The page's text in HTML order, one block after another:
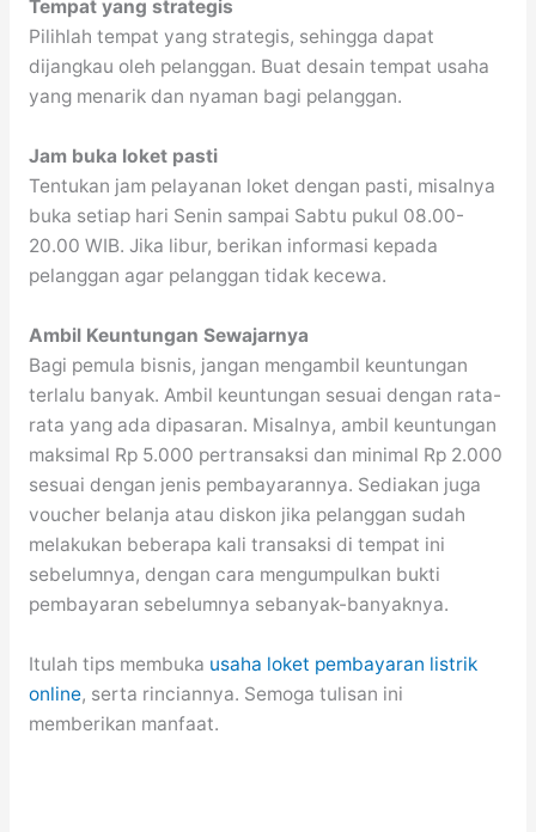
Tempat yang strategis
Pilihlah tempat yang strategis, sehingga dapat
dijangkau oleh pelanggan. Buat desain tempat usaha
yang menarik dan nyaman bagi pelanggan.
Jam buka loket pasti
Tentukan jam pelayanan loket dengan pasti, misalnya
buka setiap hari Senin sampai Sabtu pukul 08.00-
20.00 WIB. Jika libur, berikan informasi kepada
pelanggan agar pelanggan tidak kecewa.
Ambil Keuntungan Sewajarnya
Bagi pemula bisnis, jangan mengambil keuntungan
terlalu banyak. Ambil keuntungan sesuai dengan rata-
rata yang ada dipasaran. Misalnya, ambil keuntungan
maksimal Rp 5.000 pertransaksi dan minimal Rp 2.000
sesuai dengan jenis pembayarannya. Sediakan juga
voucher belanja atau diskon jika pelanggan sudah
melakukan beberapa kali transaksi di tempat ini
sebelumnya, dengan cara mengumpulkan bukti
pembayaran sebelumnya sebanyak-banyaknya.
Itulah tips membuka usaha loket pembayaran listrik
online, serta rinciannya. Semoga tulisan ini
memberikan manfaat.